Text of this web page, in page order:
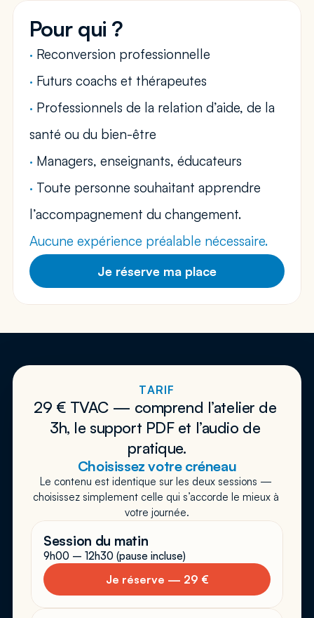
Pour qui ?
· Reconversion professionnelle
· Futurs coachs et thérapeutes
· Professionnels de la relation d’aide, de la
santé ou du bien-être
· Managers, enseignants, éducateurs
· Toute personne souhaitant apprendre
l’accompagnement du changement.
Aucune expérience préalable nécessaire.
Je réserve ma place
TARIF
29 € TVAC — comprend l’atelier de
3h, le support PDF et l’audio de
pratique.
Choisissez votre créneau
Le contenu est identique sur les deux sessions —
choisissez simplement celle qui s’accorde le mieux à
votre journée.
Session du matin
9h00 – 12h30 (pause incluse)
Je réserve — 29 €